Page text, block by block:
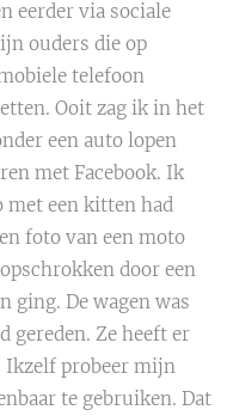
eerder via sociale
ouders die op
telefoon
Ooit zag ik in het
een auto lopen
met Facebook. Ik
met een kitten had
foto van een moto
door een
ging. De wagen was
gereden. Ze heeft er
Ikzelf probeer mijn
te gebruiken. Dat